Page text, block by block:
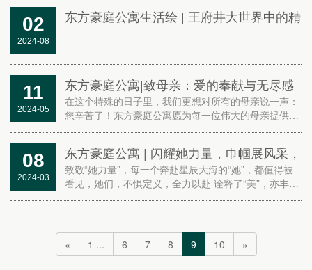
站就在附近...
02
2024-08
东方豪庭公寓生活绘 | 王府井大世界中的精
11
2024-05
东方豪庭公寓|致母亲：爱的奉献与无尽感
激，东方豪庭公寓：舒适住宿，便捷就医
——为母爱筑起温馨的“家”
在这个特殊的日子里，我们更想对所有的母亲说一声：
您辛苦了！东方豪庭公寓愿为每一位伟大的母亲提供最
温馨的住宿体验，让您在就医之余，也能感受到家的温
08
2024-03
东方豪庭公寓 | 闪耀她力量，巾帼展风采，
不论是何种身份，身在何处，她们都是世
界上最美的色彩，走进东方豪庭公寓，走
致敬“她力量”，每一个奔赴星辰大海的“她”，都值得被
看见，她们，不惧定义，全力以赴 诠释了“美”，亦丰富
了“美”，东方豪庭公寓祝愿巾帼芳华在新征程上继续璀
« 1 ... 6 7 8 9 10 »